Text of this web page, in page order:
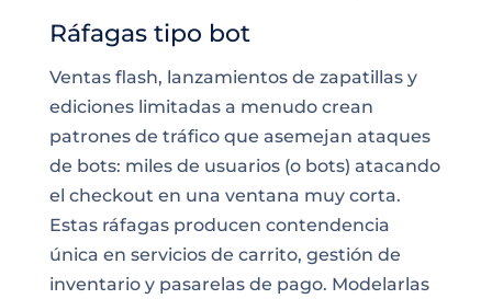
Ráfagas tipo bot
Ventas flash, lanzamientos de zapatillas y
ediciones limitadas a menudo crean
patrones de tráfico que asemejan ataques
de bots: miles de usuarios (o bots) atacando
el checkout en una ventana muy corta.
Estas ráfagas producen contendencia
única en servicios de carrito, gestión de
inventario y pasarelas de pago. Modelarlas